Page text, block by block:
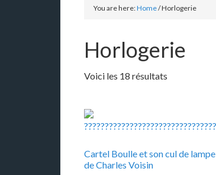
You are here:Home/Horlogerie
Horlogerie
Voici les 18 résultats
Cartel Boulle et son cul de lampe
de Charles Voisin